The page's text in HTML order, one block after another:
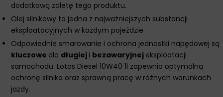
dodatkową zaletę tego produktu.
Olej silnikowy to jedna z najważniejszych substancji
eksploatacyjnych w każdym pojeździe.
Odpowiednie smarowanie i ochrona jednostki napędowej są
kluczowe dla długiej i bezawaryjnej eksploatacji
samochodu. Lotos Diesel 10W40 1l zapewnia optymalną
ochronę silnika oraz sprawną pracę w różnych warunkach
jazdy.